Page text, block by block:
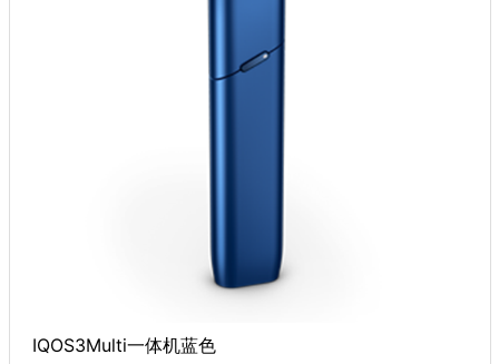
IQOS3Multi一体机蓝色